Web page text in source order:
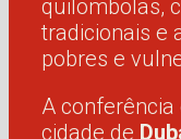
quilombolas,
tradicionais e
pobres e
A
cidade de